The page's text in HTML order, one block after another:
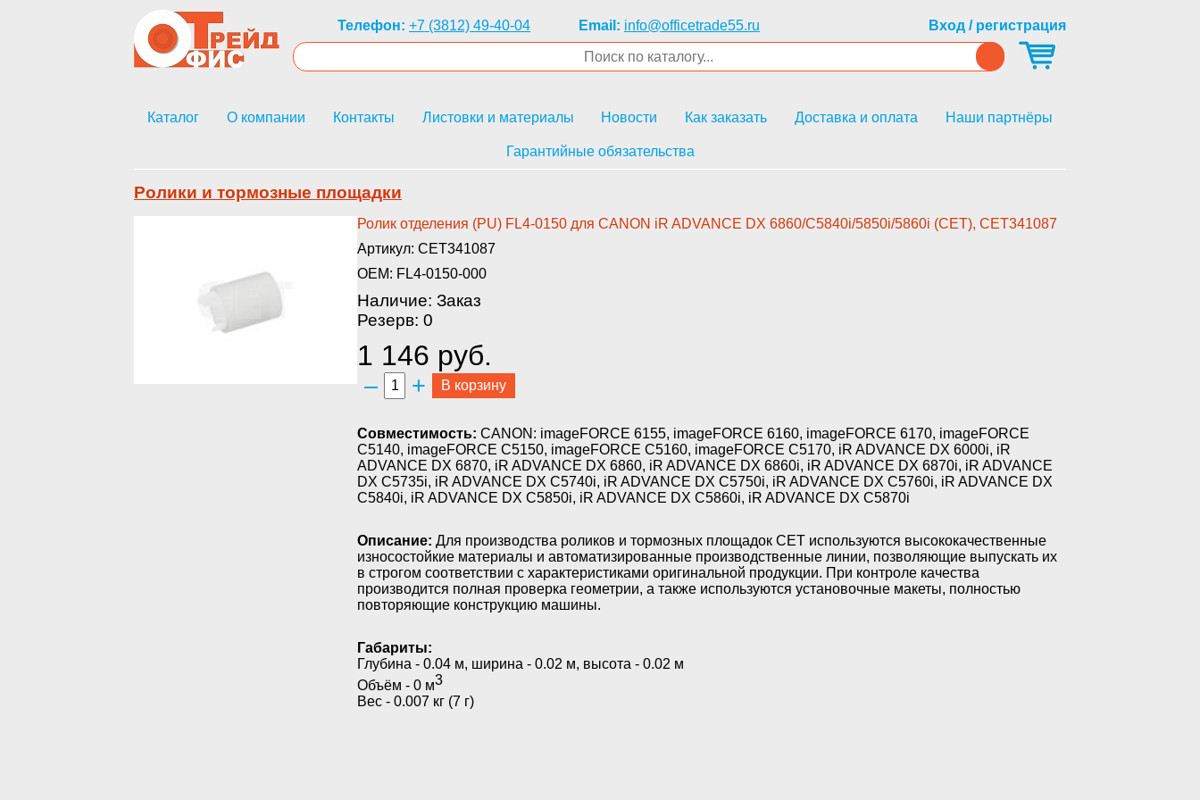
Телефон: +7 (3812) 49-40-04 Email: info@officetrade55.ru Вход / регистрация
Каталог О компании Контакты Листовки и материалы Новости Как заказать Доставка и оплата Наши партнёры
Гарантийные обязательства
Ролики и тормозные площадки
Роли­к отделения (PU) FL4-0150 для ­CANON iR ADVANCE DX 6860/C5840­i/5850i/5860i (CET), CET341087­
Артикул: CET341087
OEM: FL4-0150-000
Наличие: Заказ
Резерв: 0
1 146 руб.
– + В корзину
Совместимость: CANON: imageFORCE 6155, imageFORCE 6160, imageFORCE 6170, imageFORCE
C5140, imageFORCE C5150, imageFORCE C5160, imageFORCE C5170, iR ADVANCE DX 6000i, iR
ADVANCE DX 6870, iR ADVANCE DX 6860, iR ADVANCE DX 6860i, iR ADVANCE DX 6870i, iR ADVANCE
DX C5735i, iR ADVANCE DX C5740i, iR ADVANCE DX C5750i, iR ADVANCE DX C5760i, iR ADVANCE DX
C5840i, iR ADVANCE DX C5850i, iR ADVANCE DX C5860i, iR ADVANCE DX C5870i
Описание: Для производства роликов и тормозных площадок CET используются высококачественные
износостойкие материалы и автоматизированные производственные линии, позволяющие выпускать их
в строгом соответствии с характеристиками оригинальной продукции. При контроле качества
производится полная проверка геометрии, а также используются установочные макеты, полностью
повторяющие конструкцию машины.
Габариты:
Глубина - 0.04 м, ширина - 0.02 м, высота - 0.02 м
Объём - 0 м3
Вес - 0.007 кг (7 г)